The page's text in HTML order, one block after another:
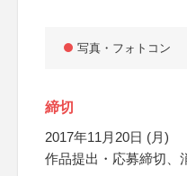
写真・フォトコン
締切
2017年11月20日 (月)
作品提出・応募締切、